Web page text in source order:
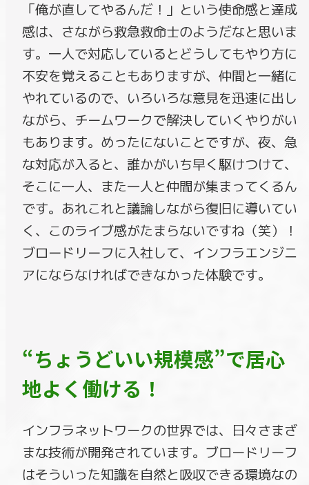
「俺が直してやるんだ！」という使命感と達成
感は、さながら救急救命士のようだなと思いま
す。一人で対応しているとどうしてもやり方に
不安を覚えることもありますが、仲間と一緒に
やれているので、いろいろな意見を迅速に出し
ながら、チームワークで解決していくやりがい
もあります。めったにないことですが、夜、急
な対応が入ると、誰かがいち早く駆けつけて、
そこに一人、また一人と仲間が集まってくるん
です。あれこれと議論しながら復旧に導いてい
く、このライブ感がたまらないですね（笑）！
ブロードリーフに入社して、インフラエンジニ
アにならなければできなかった体験です。
“ちょうどいい規模感”で居心
地よく働ける！
インフラネットワークの世界では、日々さまざ
まな技術が開発されています。ブロードリーフ
はそういった知識を自然と吸収できる環境なの